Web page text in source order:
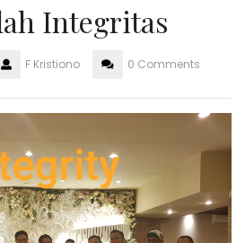
Integritas
F Kristiono 0 Comments